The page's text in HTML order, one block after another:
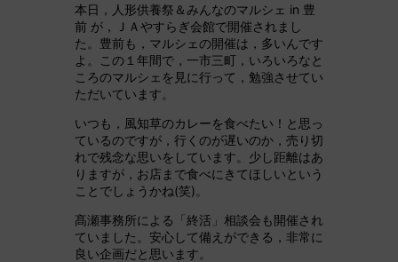
本日，人形供養祭＆みんなのマルシェ in 豊
前 が，ＪＡやすらぎ会館で開催されまし
た。豊前も，マルシェの開催は，多いんです
よ。この１年間で，一市三町，いろいろなと
ころのマルシェを見に行って，勉強させてい
ただいています。
いつも，風知草のカレーを食べたい！と思っ
ているのですが，行くのが遅いのか，売り切
れで残念な思いをしています。少し距離はあ
りますが，お店まで食べにきてほしいという
ことでしょうかね(笑)。
髙瀬事務所による「終活」相談会も開催され
ていました。安心して備えができる，非常に
良い企画だと思います。